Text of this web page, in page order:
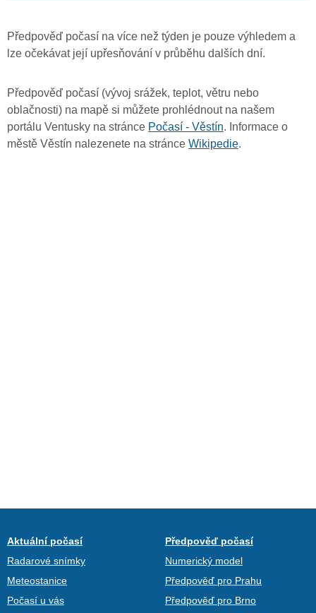
Předpověď počasí na více než týden je pouze výhledem a
lze očekávat její upřesňování v průběhu dalších dní.
Předpověď počasí (vývoj srážek, teplot, větru nebo
oblačnosti) na mapě si můžete prohlédnout na našem
portálu Ventusky na stránce Počasí - Věstín. Informace o
městě Věstín nalezenete na stránce Wikipedie.
Aktuální počasí
Radarové snímky
Meteostanice
Počasí u vás
Předpověď počasí
Numerický model
Předpověď pro Prahu
Předpověď pro Brno